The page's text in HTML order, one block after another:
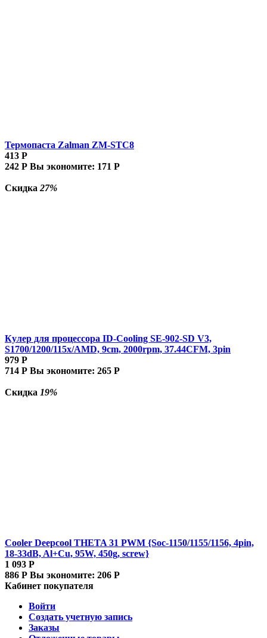
Термопаста Zalman ZM-STC8
413 Р
242 Р Вы экономите: 171 Р
Скидка 27%
Кулер для процессора ID-Cooling SE-902-SD V3,
S1700/1200/115x/AMD, 9cm, 2000rpm, 37.44CFM, 3pin
979 Р
714 Р Вы экономите: 265 Р
Скидка 19%
Cooler Deepcool THETA 31 PWM {Soc-1150/1155/1156, 4pin,
18-33dB, Al+Cu, 95W, 450g, screw}
1 093 Р
886 Р Вы экономите: 206 Р
Кабинет покупателя
Войти
Создать учетную запись
Заказы